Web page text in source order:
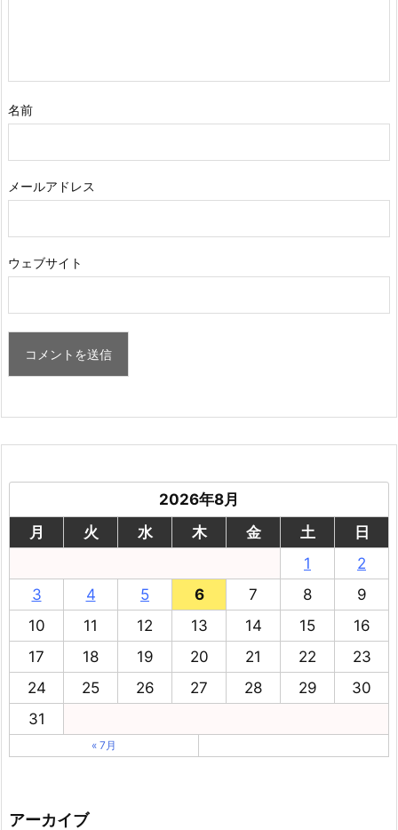
名前
メールアドレス
ウェブサイト
2026年8月
月
火 水 木 金 土
日
1
2
3
4 5 6 7 8
9
10
11 12 13 14 15
16
17
18 19 20 21 22
23
24
25 26 27 28 29
30
31
« 7月
アーカイブ